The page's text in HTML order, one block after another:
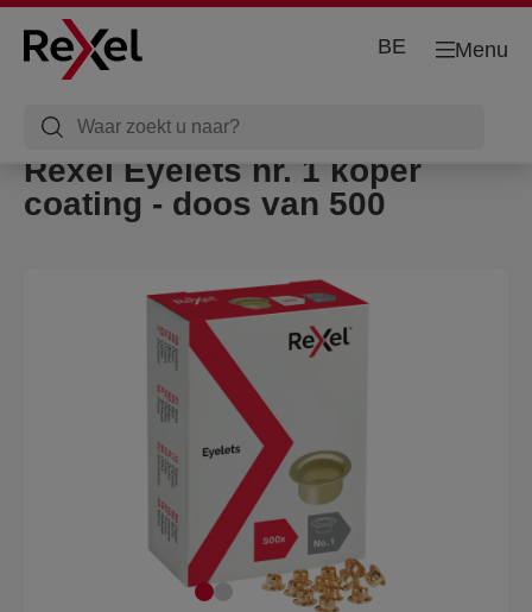
Menu
BE
Rexel Eyelets nr. 1 koper
coating - doos van 500